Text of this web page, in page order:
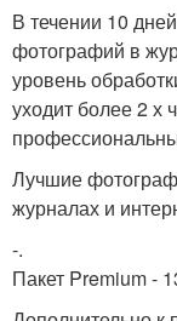
В течении 10
фотографий в
уровень
уходит более 2 х
Лучшие
журналах и
-.
Пакет Premium -